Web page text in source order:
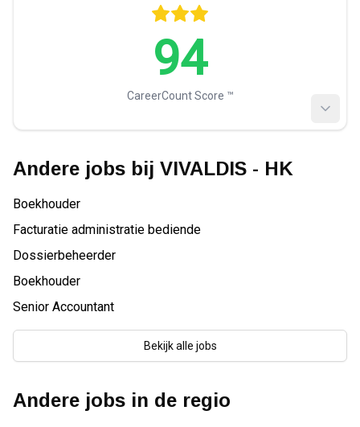
94
CareerCount Score ™️
Andere jobs bij VIVALDIS - HK
Boekhouder
Facturatie administratie bediende
Dossierbeheerder
Boekhouder
Senior Accountant
Bekijk alle jobs
Andere jobs in de regio